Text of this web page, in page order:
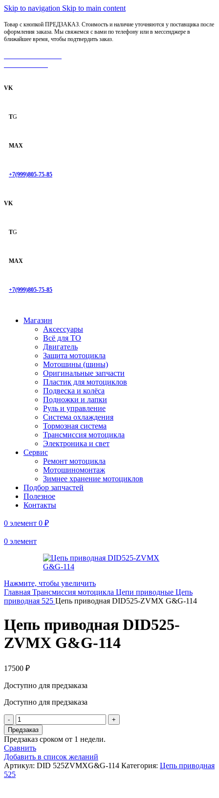
Skip to navigation Skip to main content
Товар с кнопкой ПРЕДЗАКАЗ. Стоимость и наличие уточняются у поставщика после
оформления заказа. Мы свяжемся с вами по телефону или в мессенджере в
ближайшее время, чтобы подтвердить заказ.
VK
TG
MAX
+7(999)805-75-85
VK
TG
MAX
+7(999)805-75-85
Магазин
Аксессуары
Всё для ТО
Двигатель
Защита мотоцикла
Мотошины (шины)
Оригинальные запчасти
Пластик для мотоциклов
Подвеска и колёса
Подножки и лапки
Руль и управление
Система охлаждения
Тормозная система
Трансмиссия мотоцикла
Электроника и свет
Сервис
Ремонт мотоцикла
Мотошиномонтаж
Зимнее хранение мотоциклов
Подбор запчастей
Полезное
Контакты
0 элемент 0 ₽
0 элемент
Нажмите, чтобы увеличить
Главная Трансмиссия мотоцикла Цепи приводные Цепь
приводная 525 Цепь приводная DID525-ZVMX G&G-114
Цепь приводная DID525-
ZVMX G&G-114
17500 ₽
Доступно для предзаказа
Доступно для предзаказа
Количество
товара
Цепь
приводная
DID525-
ZVMX
G&G-
114
Предзаказ
Предзаказ сроком от 1 недели.
Сравнить
Добавить в список желаний
Артикул: DID 525ZVMXG&G-114 Категория: Цепь приводная
525